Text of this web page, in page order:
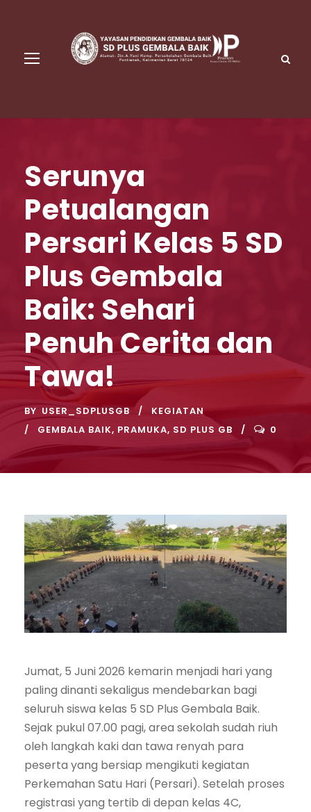
Serunya
Petualangan
Persari Kelas 5 SD
Plus Gembala
Baik: Sehari
Penuh Cerita dan
Tawa!
BY USER_SDPLUSGB
KEGIATAN
GEMBALA BAIK, PRAMUKA, SD PLUS GB 0
Jumat, 5 Juni 2026 kemarin menjadi hari yang
paling dinanti sekaligus mendebarkan bagi
seluruh siswa kelas 5 SD Plus Gembala Baik.
Sejak pukul 07.00 pagi, area sekolah sudah riuh
oleh langkah kaki dan tawa renyah para
peserta yang bersiap mengikuti kegiatan
Perkemahan Satu Hari (Persari). Setelah proses
registrasi yang tertib di depan kelas 4C,